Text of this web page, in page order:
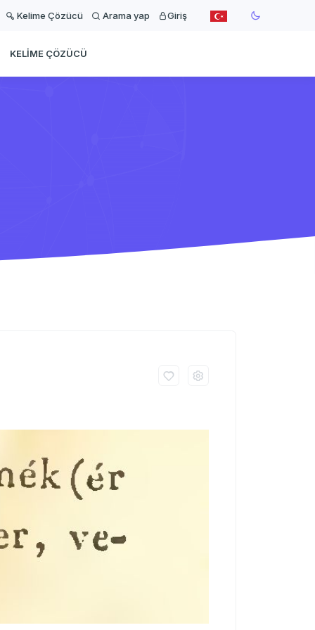
Kelime Çözücü Arama yap Giriş
KELIME ÇÖZÜCÜ